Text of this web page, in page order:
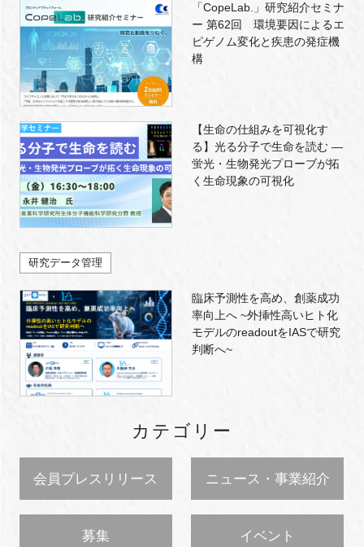
「CopeLab.」研究紹介セミナ
ー 第62回 環境要因によるエ
ピゲノム変化と疾患の発症機
構
【生命の仕組みを可視化す
る】光る分子で生命を読む ―
蛍光・生物発光プローブが拓
く生命現象の可視化
研究データ管理
臨床予測性を高め、創薬成功
率向上へ ~外挿性高いヒト化
モデルのreadoutをIASで研究
判断へ~
カテゴリー
会員プレスリリース ニュース・事業紹介
募集 イベント